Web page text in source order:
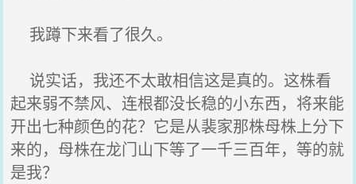
我蹲下来看了很久。
说实话，我还不太敢相信这是真的。这株看
起来弱不禁风、连根都没长稳的小东西，将来能
开出七种颜色的花？它是从裴家那株母株上分下
来的，母株在龙门山下等了一千三百年，等的就
是我？